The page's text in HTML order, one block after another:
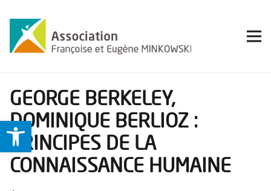
Ouvrir la barre d’outils
GEORGE BERKELEY,
DOMINIQUE BERLIOZ :
PRINCIPES DE LA
CONNAISSANCE HUMAINE